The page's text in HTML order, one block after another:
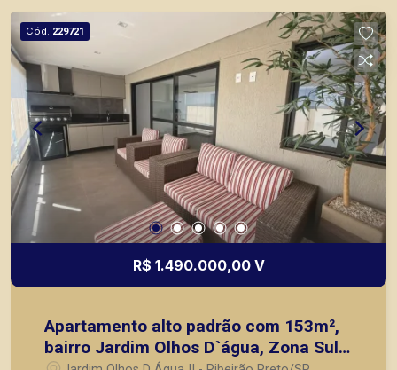
Cód. 229721
R$ 1.490.000,00 V
Apartamento alto padrão com 153m²,
bairro Jardim Olhos D`água, Zona Sul